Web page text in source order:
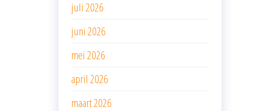
juli 2026
juni 2026
mei 2026
april 2026
maart 2026